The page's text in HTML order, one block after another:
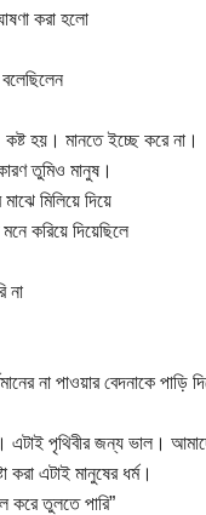
করা হলো
হয়। মানতে ইচ্ছে করে না।
তুমিও মানুষ।
মিলিয়ে দিয়ে
করিয়ে দিয়েছিলে
না
না পাওয়ার বেদনাকে পাড়ি
এটাই পৃথিবীর জন্য ভাল।
এটাই মানুষের ধর্ম।
করে তুলতে পারি”